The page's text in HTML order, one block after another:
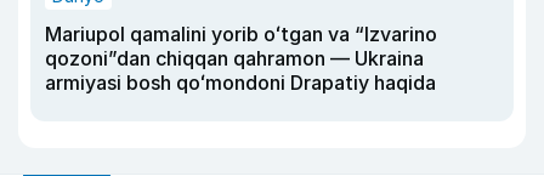
Mariupol qamalini yorib oʻtgan va “Izvarino
qozoni”dan chiqqan qahramon — Ukraina
armiyasi bosh qoʻmondoni Drapatiy haqida